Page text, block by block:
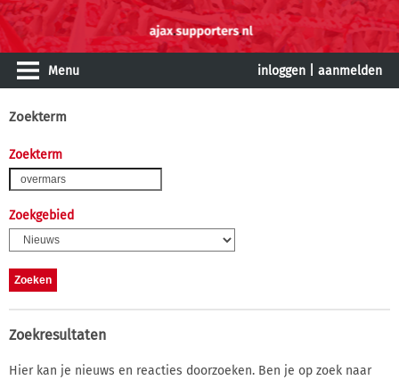
Menu inloggen aanmelden
Zoekterm
Zoekterm
Zoekgebied
Zoekresultaten
Hier kan je nieuws en reacties doorzoeken. Ben je op zoek naar